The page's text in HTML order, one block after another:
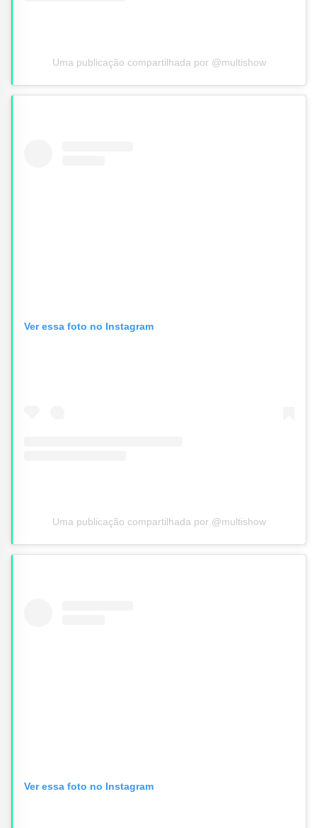
Uma publicação compartilhada por @multishow
Ver essa foto no Instagram
Uma publicação compartilhada por @multishow
Ver essa foto no Instagram